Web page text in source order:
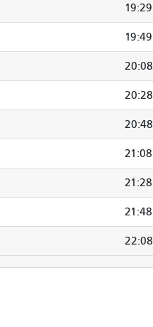
19:29
19:49
20:08
20:28
20:48
21:08
21:28
21:48
22:08